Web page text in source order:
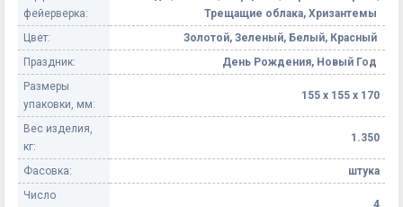
фейерверка:
Трещащие облака, Хризантемы
Цвет:
Золотой, Зеленый, Белый, Красный
Праздник:
День Рождения, Новый Год
Размеры
упаковки, мм:
155 х 155 х 170
Вес изделия,
кг:
1.350
Фасовка:
штука
Число
4